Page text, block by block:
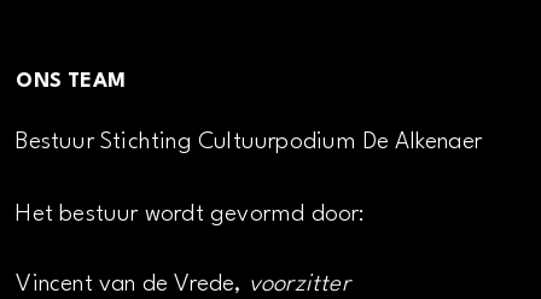
ONS TEAM
Bestuur Stichting Cultuurpodium De Alkenaer
Het bestuur wordt gevormd door:
Vincent van de Vrede, voorzitter